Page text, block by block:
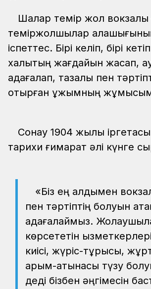
Шалқар темір жол вокзалы
теміржолшылар қалашығының
іспеттес. Бірі келіп, бірі
халықтың жағдайын жасап,
қадағалап, тазалық пен
отырған ұжымның
Сонау 1904 жылы іргетасы
тарихи ғимарат әлі күнге
«Біз ең алдымен
пен тәртіптің болуын
қадағалаймыз.
көрсететін
киісі, жүріс-тұрысы,
қарым-қатынасы түзу
деді бізбен әңгімесін